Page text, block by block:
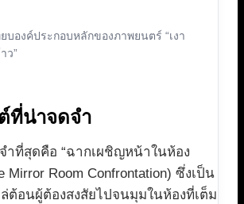
ยบองค์ประกอบหลักของภาพยนตร์ “เงา
ว”
ที่น่าจดจำ
ำที่สุดคือ “ฉากเผชิญหน้าในห้อง
Mirror Room Confrontation) ซึ่งเป็น
ต้อนผู้ต้องสงสัยไปจนมุมในห้องที่เต็ม